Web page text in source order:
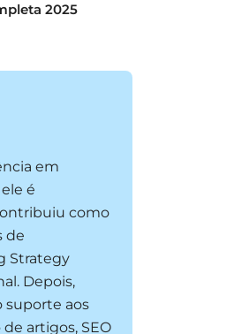
2025
em
é
como
de
Strategy
Depois,
suporte aos
artigos, SEO